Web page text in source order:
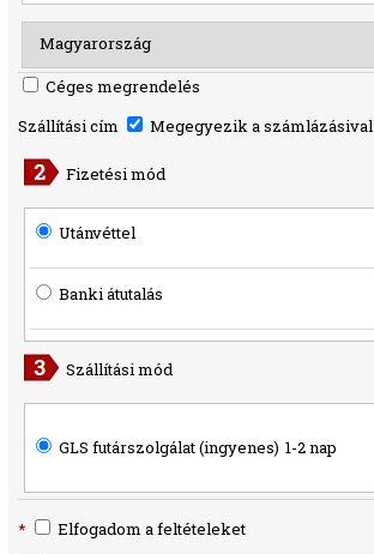
Céges megrendelés
Szállítási cím
Megegyezik a számlázásival
Fizetési mód
Utánvéttel
Banki átutalás
Szállítási mód
GLS futárszolgálat (ingyenes) 1-2 nap
* Elfogadom a feltételeket